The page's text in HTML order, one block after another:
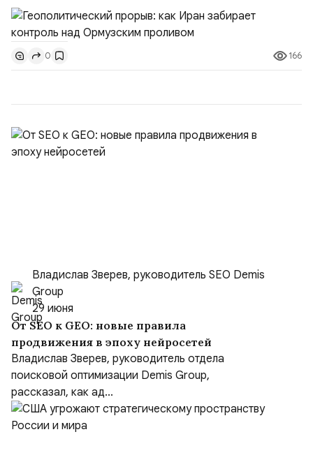
скорее всего будут реализованы.Разбираем ключевые
тезисы и последствия этого соглашения:. 1. Новые
доли контроля (75 на 25). Было: Ранее Иран и Оман
контролировали пролив на паритетных началах —
50/50. Стало: Новое соглашение закрепляет за
0 166
Владислав Зверев, руководитель SEO Demis
Group
29 июня
От SEO к GEO: новые правила
продвижения в эпоху нейросетей
Владислав Зверев, руководитель отдела
поисковой оптимизации Demis Group,
рассказал, как ад...